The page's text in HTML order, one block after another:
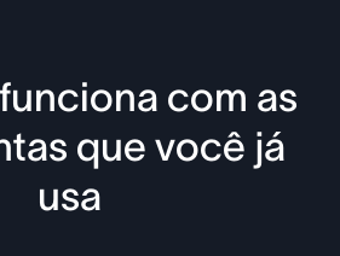
com as
que você já
usa